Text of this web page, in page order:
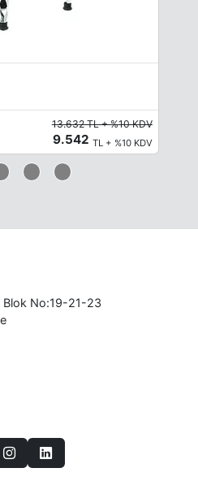
13.632 TL + %10 KDV
9.542 TL + %10 KDV
Blok No:19-21-23